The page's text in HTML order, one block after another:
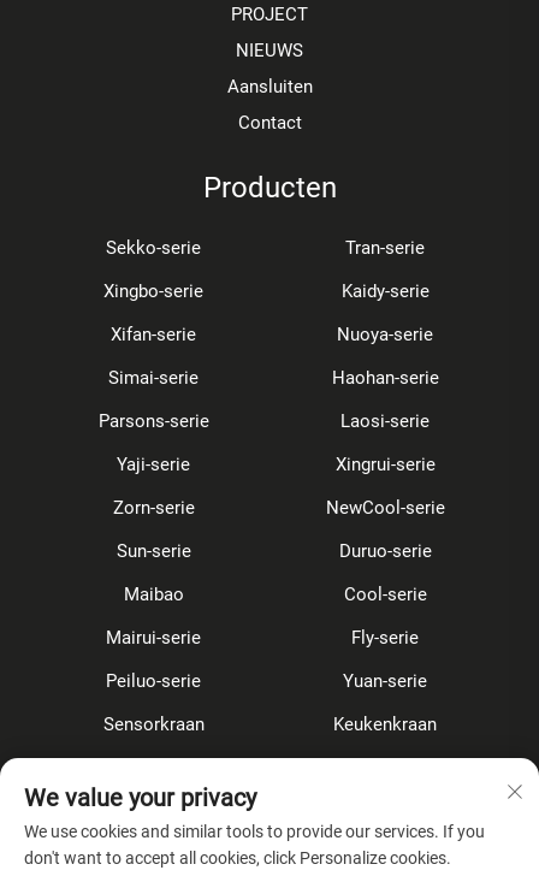
PROJECT
NIEUWS
Aansluiten
Contact
Producten
Sekko-serie
Tran-serie
Xingbo-serie
Kaidy-serie
Xifan-serie
Nuoya-serie
Simai-serie
Haohan-serie
Parsons-serie
Laosi-serie
Yaji-serie
Xingrui-serie
Zorn-serie
NewCool-serie
Sun-serie
Duruo-serie
Maibao
Cool-serie
Mairui-serie
Fly-serie
Peiluo-serie
Yuan-serie
Sensorkraan
Keukenkraan
Accessoires
We value your privacy
We use cookies and similar tools to provide our services. If you
don't want to accept all cookies, click Personalize cookies.